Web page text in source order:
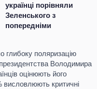
українці порівняли
Зеленського з
попередніми
глибоку поляризацію
Володимира
оцінюють його
висловлюють критичні